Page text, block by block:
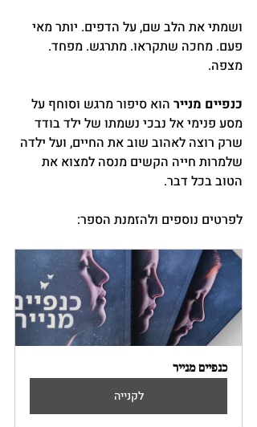
ושמתי את הלב שם, על הדפים. יותר מאי
פעם. מחכה שתקראו. מתרגש. מפחד.
מצפה.
כנפיים מנייר הוא סיפור מרגש וסוחף על
מסע פנימי אל נבכי נשמתו של ילד בודד
שרק רוצה לאהוב שוב את החיים, ועל ילדה
שלמרות חייה הקשים מנסה למצוא את
הטוב בכל דבר.
לפרטים נוספים ולהזמנת הספר:
כנפיים מנייר
לקנייה